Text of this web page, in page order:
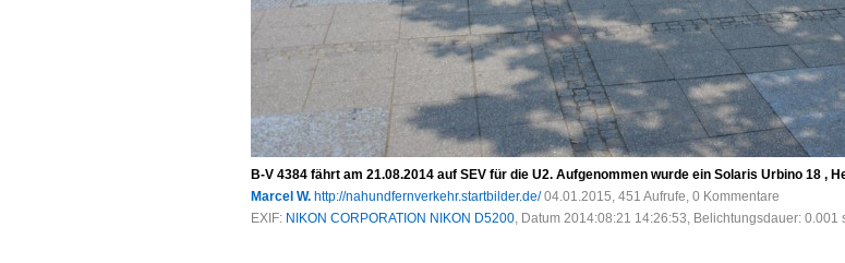
B-V 4384 fährt am 21.08.2014 auf SEV für die U2. Aufgenommen wurde ein Solaris Urbino 18 ,
Marcel W. http://nahundfernverkehr.startbilder.de/ 04.01.2015, 451 Aufrufe, 0 Kommentare
EXIF: NIKON CORPORATION NIKON D5200, Datum 2014:08:21 14:26:53, Belichtungsdauer: